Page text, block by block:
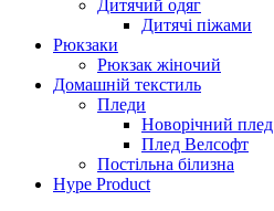
Дитячий одяг
Дитячі піжами
Рюкзаки
Рюкзак жіночий
Домашній текстиль
Пледи
Новорічний плед
Плед Велсофт
Постільна білизна
Hype Product